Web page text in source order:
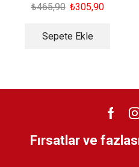
₺465,90 ₺305,90
Sepete Ekle
Fırsatlar ve